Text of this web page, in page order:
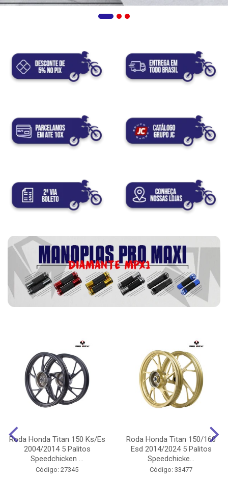
Roda Honda Titan 150 Ks/Es
2004/2014 5 Palitos
Speedchicken ...
Código: 27345
Roda Honda Titan 150/160
Esd 2014/2024 5 Palitos
Speedchicke...
Código: 33477